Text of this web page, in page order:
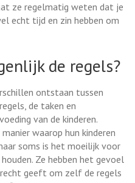
ze regelmatig weten dat je
echt tijd en zin hebben om
de regels?
ontstaan tussen
de taken en
van de kinderen.
waarop hun kinderen
soms is het moeilijk voor
Ze hebben het gevoel
geeft om zelf de regels